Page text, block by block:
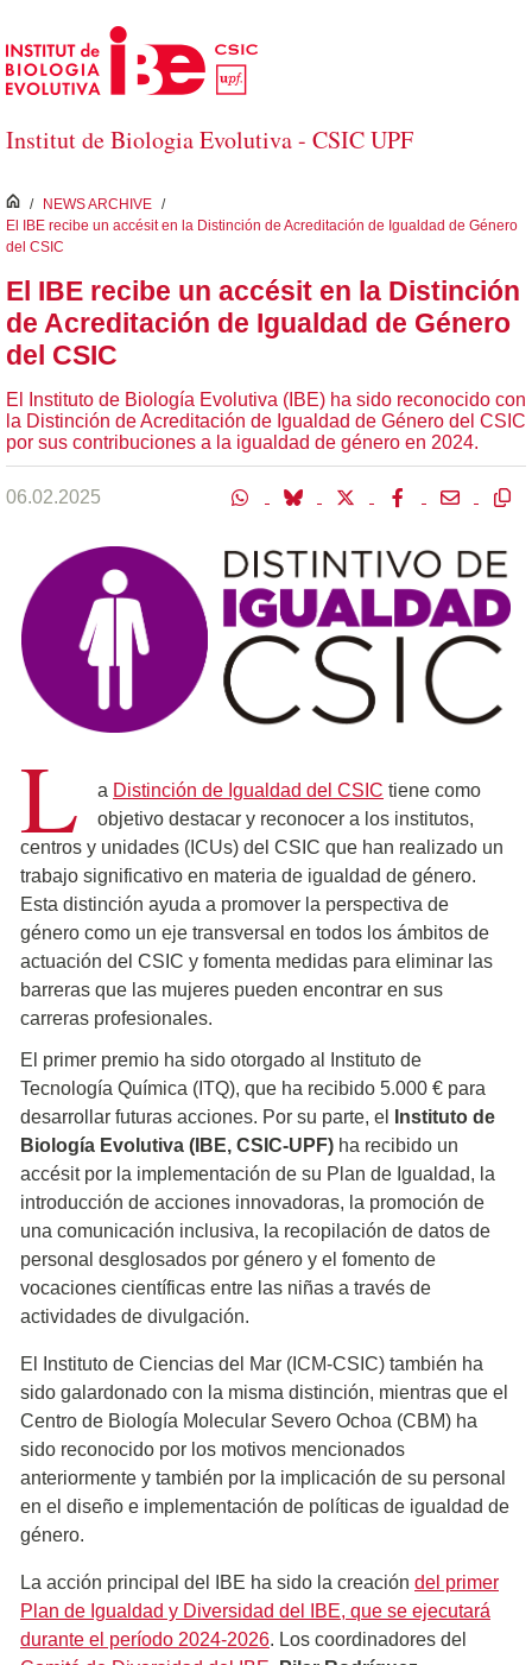
Saltar al contenido principal
Institut de Biologia Evolutiva - CSIC UPF
inici
/ NEWS ARCHIVE /
El IBE recibe un accésit en la Distinción de Acreditación de Igualdad de Género
del CSIC
El IBE recibe un accésit en la Distinción
de Acreditación de Igualdad de Género
del CSIC
El Instituto de Biología Evolutiva (IBE) ha sido reconocido con
la Distinción de Acreditación de Igualdad de Género del CSIC
por sus contribuciones a la igualdad de género en 2024.
06.02.2025
L a Distinción de Igualdad del CSIC tiene como
objetivo destacar y reconocer a los institutos,
centros y unidades (ICUs) del CSIC que han realizado un
trabajo significativo en materia de igualdad de género.
Esta distinción ayuda a promover la perspectiva de
género como un eje transversal en todos los ámbitos de
actuación del CSIC y fomenta medidas para eliminar las
barreras que las mujeres pueden encontrar en sus
carreras profesionales.
El primer premio ha sido otorgado al Instituto de
Tecnología Química (ITQ), que ha recibido 5.000 € para
desarrollar futuras acciones. Por su parte, el
Instituto de
Biología Evolutiva (IBE, CSIC-UPF) ha recibido un
accésit por la implementación de su Plan de Igualdad, la
introducción de acciones innovadoras, la promoción de
una comunicación inclusiva, la recopilación de datos de
personal desglosados por género y el fomento de
vocaciones científicas entre las niñas a través de
actividades de divulgación.
El Instituto de Ciencias del Mar (ICM-CSIC) también ha
sido galardonado con la misma distinción, mientras que el
Centro de Biología Molecular Severo Ochoa (CBM) ha
sido reconocido por los motivos mencionados
anteriormente y también por la implicación de su personal
en el diseño e implementación de políticas de igualdad de
género.
La acción principal del IBE ha sido la creación del primer
Plan de Igualdad y Diversidad del IBE, que se ejecutará
durante el período 2024-2026. Los coordinadores del